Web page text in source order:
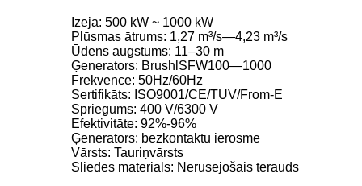
Izeja: 500 kW ~ 1000 kW
Plūsmas ātrums: 1,27 m³/s—4,23 m³/s
Ūdens augstums: 11–30 m
Ģenerators: BrushlSFW100—1000
Frekvence: 50Hz/60Hz
Sertifikāts: ISO9001/CE/TUV/From-E
Spriegums: 400 V/6300 V
Efektivitāte: 92%-96%
Ģenerators: bezkontaktu ierosme
Vārsts: Tauriņvārsts
Sliedes materiāls: Nerūsējošais tērauds